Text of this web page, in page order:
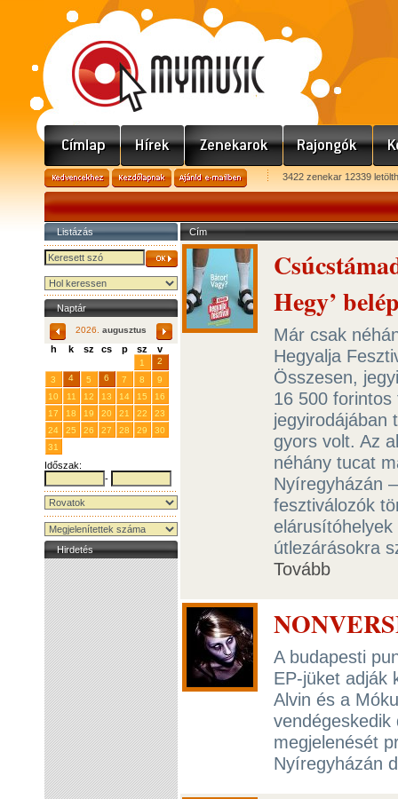
3422 zenekar 12339
Listázás
Naptár
2026. augusztus
h k sz cs p sz v
1
2
3
4 5 6 7 8
9
10
11 12 13 14 15
16
17
18 19 20 21 22
23
24
25 26 27 28 29
30
31
Időszak:
-
Hirdetés
Cím
Hegy’
Már csak
Hegyalja
Összesen,
16 500
jegyirodájában
gyors volt. Az
néhány tucat
Nyíregyházán
fesztiválozók
útlezárásokra
Tovább
A budapesti
EP-jüket adják
Alvin és a
vendégeskedik
megjelenését
Nyíregyházán